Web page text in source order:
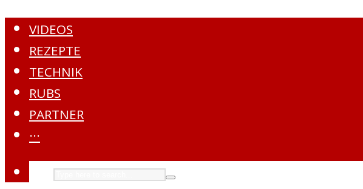
VIDEOS
REZEPTE
TECHNIK
RUBS
PARTNER
···